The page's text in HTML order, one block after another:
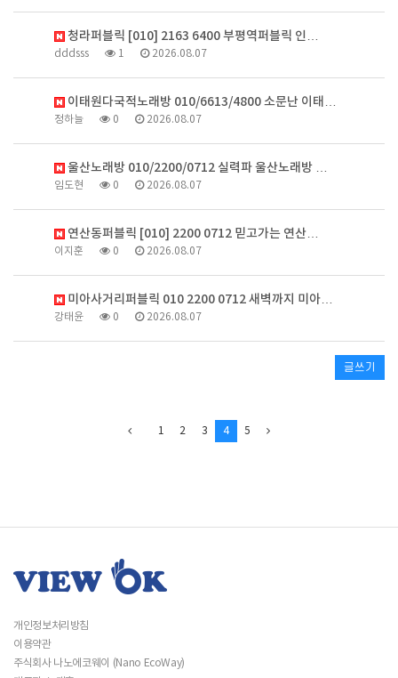
청라퍼블릭 [010] 2163 6400 부평역퍼블릭 인…
dddsss 1 2026.08.07
이태원다국적노래방 010/6613/4800 소문난 이태…
정하늘 0 2026.08.07
울산노래방 010/2200/0712 실력파 울산노래방 …
임도현 0 2026.08.07
연산동퍼블릭 [010] 2200 0712 믿고가는 연산…
이지훈 0 2026.08.07
미아사거리퍼블릭 010 2200 0712 새벽까지 미아…
강태윤 0 2026.08.07
글쓰기
1 2 3 4 5
개인정보처리방침
이용약관
주식회사 나노에코웨이 (Nano EcoWay)